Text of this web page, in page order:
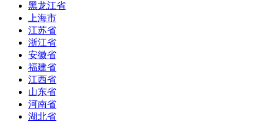
黑龙江省
上海市
江苏省
浙江省
安徽省
福建省
江西省
山东省
河南省
湖北省